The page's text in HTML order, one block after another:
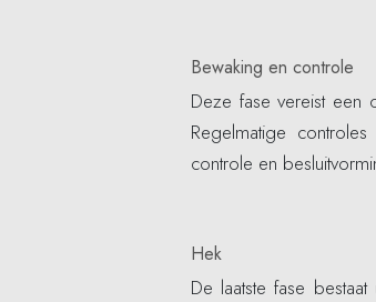
Bewaking en controle
Deze fase vereist een
Regelmatige
controle en
Hek
De laatste fase